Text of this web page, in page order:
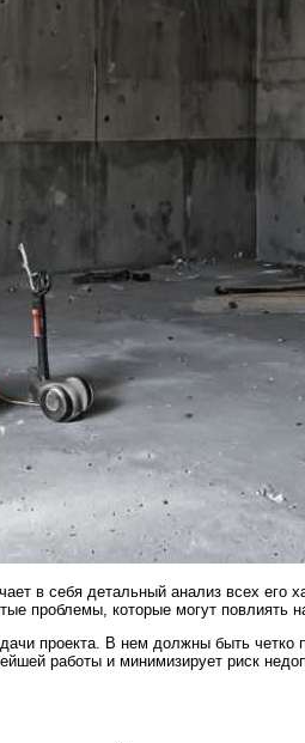
в себя детальный анализ всех его
проблемы, которые могут повлиять
проекта. В нем должны быть
работы и минимизирует риск